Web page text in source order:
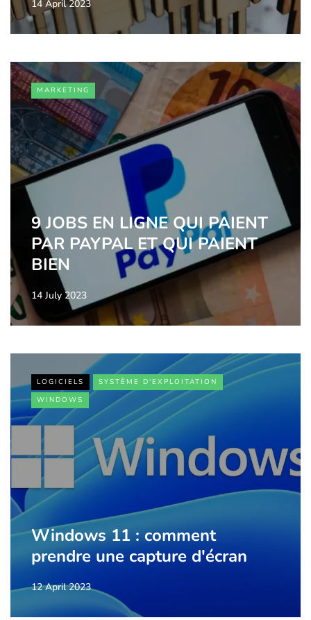
14 April 2023
MARKETING
9 JOBS EN LIGNE QUI PAIENT
PAR PAYPAL ET QUI PAIENT
BIEN
14 July 2023
LOGICIELS
SYSTÈME D'EXPLOITATION
WINDOWS
Windows 11 : comment
prendre une capture d'écran
12 April 2023